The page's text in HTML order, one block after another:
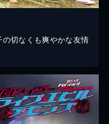
切なくも爽やかな友情